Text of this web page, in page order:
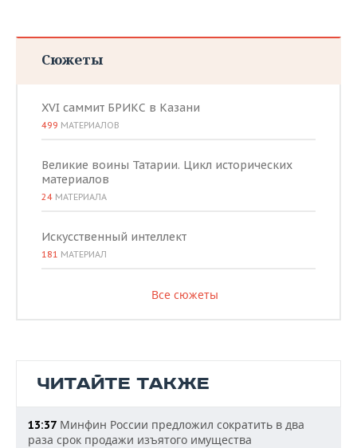
Сюжеты
XVI саммит БРИКС в Казани
499 МАТЕРИАЛОВ
Великие воины Татарии. Цикл исторических
материалов
24 МАТЕРИАЛА
Искусственный интеллект
181 МАТЕРИАЛ
Все сюжеты
ЧИТАЙТЕ ТАКЖЕ
13:37 Минфин России предложил сократить в два
раза срок продажи изъятого имущества